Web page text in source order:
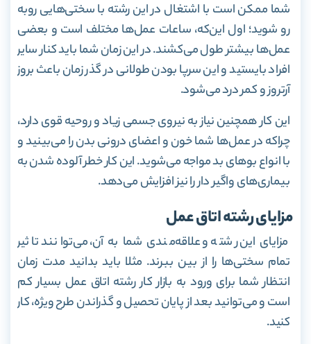
شما ممکن است با اشتغال در این رشته با سختی‌هایی روبه
رو شوید؛ اول این‌که، ساعات عمل‌ها مختلف است و بعضی
عمل‌ها بیشتر طول می‌کشند. در این زمان شما باید کنار سایر
افراد بایستید و این سرپا بودن طولانی در گذر زمان باعث بروز
آرتروز و کمر درد می‌شود.
این کار همچنین نیاز به نیروی جسمی زیاد و روحیه قوی دارد،
چراکه در عمل‌ها شما خون و اعضای درونی بدن را می‌بینید و
با انواع بوهای بد مواجه می‌شوید. این کار خطر آلوده شدن به
بیماری‌های واگیر دار را نیز افزایش می‌دهد.
مزایای رشته اتاق عمل
مزایای این رشته و علاقه‌مندی شما به آن، می‌توانند تاثیر
تمام سختی‌ها را از بین ببرند. مثلا باید بدانید مدت زمان
انتظار شما برای ورود به بازار کار رشته اتاق عمل بسیار کم
است و می‌توانید بعد از پایان تحصیل و گذراندن طرح ویژه، کار
کنید.